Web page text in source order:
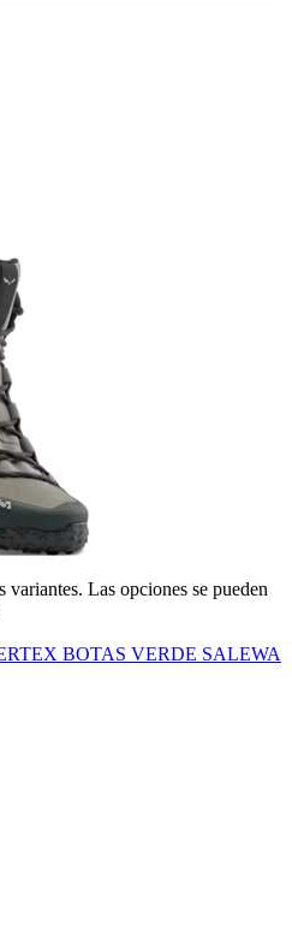
Las opciones se pueden
BOTAS VERDE SALEWA